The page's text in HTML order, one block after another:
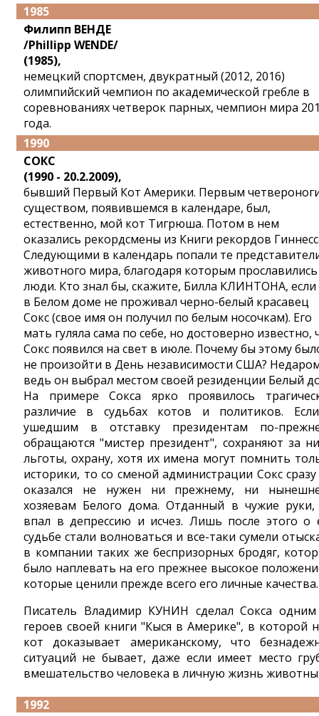
1985
Филипп ВЕНДЕ
/Phillipp WENDE/
(1985),
немецкий спортсмен, двукратный (2012, 2016)
олимпийский чемпион по академической гребле в
соревнованиях четверок парных, чемпион мира
года.
1990
СОКС
(1990 - 20.2.2009),
бывший Первый Кот Америки. Первым
существом, появившемся в календаре, был,
естественно, мой кот Тигрюша. Потом в нем
оказались рекордсмены из Книги рекордов
Следующими в календарь попали те
животного мира, благодаря которым
люди. Кто знал бы, скажите, Билла КЛИНТОНА,
в Белом доме не проживал черно-белый красавец
Сокс (свое имя он получил по белым носочкам). Его
мать гуляла сама по себе, но достоверно известно,
Сокс появился на свет в июле. Почему бы этому
не произойти в День независимости США?
ведь он выбрал местом своей резиденции Белый
На примере Сокса ярко проявилось
различие в судьбах котов и политиков.
ушедшим в отставку президентам по-
обращаются "мистер президент", сохраняют за
льготы, охрану, хотя их имена могут помнить
историки, то со сменой администрации Сокс
оказался не нужен ни прежнему, ни
хозяевам Белого дома. Отданный в чужие
впал в депрессию и исчез. Лишь после этого о
судьбе стали волноваться и все-таки сумели
в компании таких же беспризорных бродяг,
было наплевать на его прежнее высокое
которые ценили прежде всего его личные качества.
Писатель Владимир КУНИН сделал Сокса
героев своей книги "Кыся в Америке", в которой
кот доказывает американскому, что
ситуаций не бывает, даже если имеет место
вмешательство человека в личную жизнь
1992